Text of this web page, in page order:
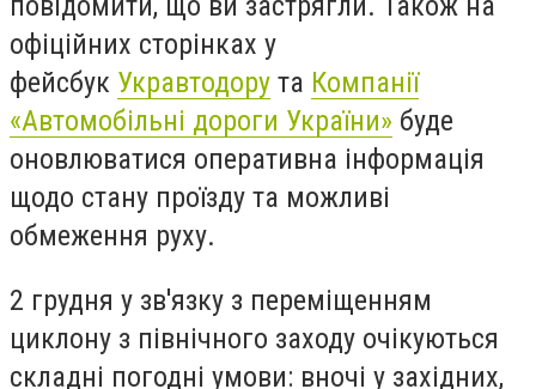
офіційних сторінках у
фейсбук Укравтодору та Компанії
«Автомобільні дороги України» буде
оновлюватися оперативна інформація
щодо стану проїзду та можливі
обмеження руху.
2 грудня у зв'язку з переміщенням
циклону з північного заходу очікуються
складні погодні умови: вночі у західних,